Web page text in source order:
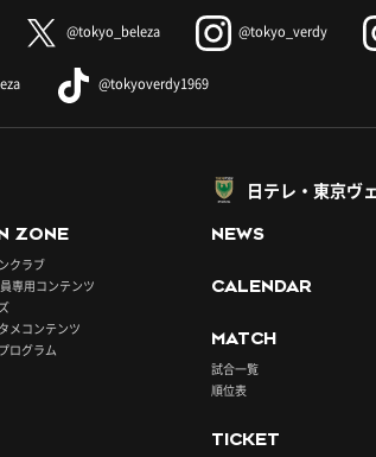
@tokyo_beleza @tokyo_verdy
@tokyoverdy1969
ZONE
クラブ
専用コンテンツ
メコンテンツ
ログラム
日テレ・東京ヴ
NEWS
CALENDAR
MATCH
試合一覧
順位表
TICKET